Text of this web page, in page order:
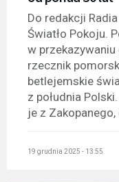
Do redakcji
Światło Pokoju.
w
rzecznik
betlejemskie
z południa
je z Zakopanego,
19 grudnia 2025 - 13:55